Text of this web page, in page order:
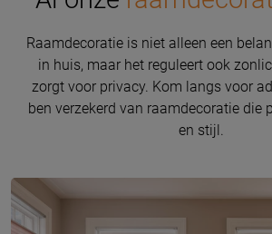
Raamdecoratie is niet alleen een
in huis, maar het reguleert ook
zorgt voor privacy. Kom langs voor
ben verzekerd van raamdecoratie die
en stijl.